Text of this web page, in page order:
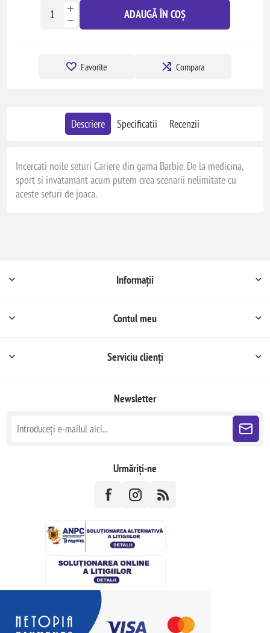
ADAUGĂ ÎN COȘ
Favorite Compara
Descriere Specificatii Recenzii
Incercati noile seturi Cariere din gama Barbie. De la medicina,
sport si invatamant acum putem crea scenarii nelimitate cu
aceste seturi de joaca.
Informații
Contul meu
Serviciu clienți
Newsletter
Urmăriți-ne